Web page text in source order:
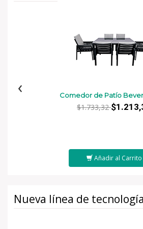
Comedor de Patío
$1.733,32
Añadir al Carrito
‹
Nueva línea de tecnología